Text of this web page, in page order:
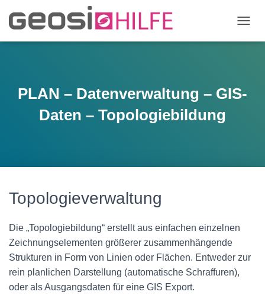
A
T
PLAN – Datenverwaltung – GIS-
Daten – Topologiebildung
Topologieverwaltung
Die „Topologiebildung“ erstellt aus einfachen einzelnen
Zeichnungselementen größerer zusammenhängende
Strukturen in Form von Linien oder Flächen. Entweder zur
rein planlichen Darstellung (automatische Schraffuren),
oder als Ausgangsdaten für eine GIS Export.